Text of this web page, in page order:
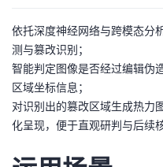
页
开
发
者
我
的
开
发
者
我
的
Programs
我
的
支
依托深度神经网络与跨模态分
测与篡改识别；
智能判定图像是否经过编辑伪
区域坐标信息；
对识别出的篡改区域生成热力
化呈现，便于直观研判与后续核